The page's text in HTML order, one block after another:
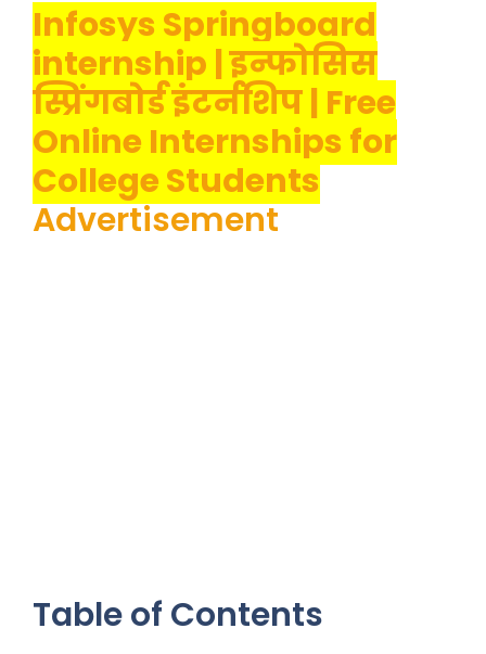
Infosys Springboard
internship | इन्फोसिस
स्प्रिंगबोर्ड इंटर्नशिप | Free
Online Internships for
College Students
Advertisement
Table of Contents